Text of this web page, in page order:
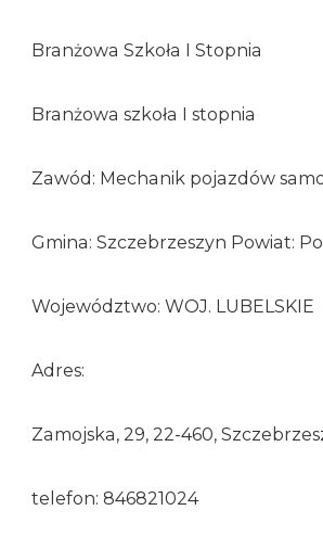
Branżowa Szkoła I Stopnia
Branżowa szkoła I stopnia
Zawód: Mechanik pojazdów
Gmina: Szczebrzeszyn Powiat:
Województwo: WOJ. LUBELSKIE
Adres:
Zamojska, 29, 22-460,
telefon: 846821024